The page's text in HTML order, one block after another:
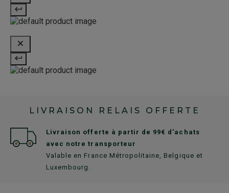
LIVRAISON RELAIS OFFERTE
Livraison offerte à partir de 99€ d'achats
avec notre transporteur
Valable en France Métropolitaine, Belgique et
Luxembourg.